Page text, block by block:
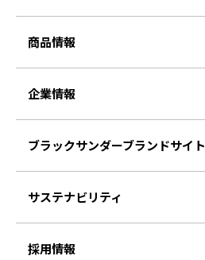
商品情報
企業情報
ブラックサンダーブランドサイト
サステナビリティ
採用情報